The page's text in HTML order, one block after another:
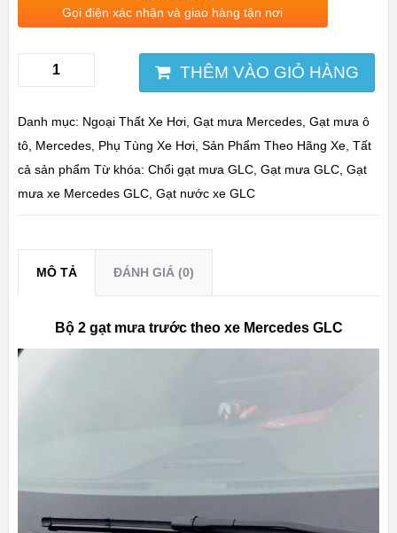
Gọi điện xác nhận và giao hàng tận nơi
THÊM VÀO GIỎ HÀNG
Danh mục: Ngoại Thất Xe Hơi, Gạt mưa Mercedes, Gạt mưa ô
tô, Mercedes, Phụ Tùng Xe Hơi, Sản Phẩm Theo Hãng Xe, Tất
cả sản phẩm Từ khóa: Chổi gạt mưa GLC, Gạt mưa GLC, Gạt
mưa xe Mercedes GLC, Gạt nước xe GLC
MÔ TẢ ĐÁNH GIÁ (0)
Bộ 2 gạt mưa trước theo xe Mercedes GLC